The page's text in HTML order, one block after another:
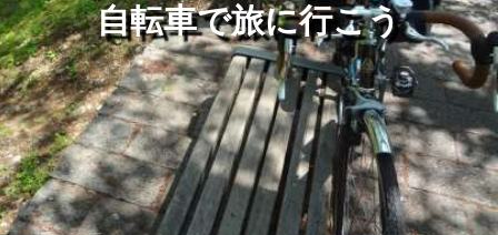
自転車で旅に行こう